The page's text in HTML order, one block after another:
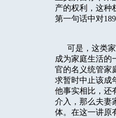
产的权利，这种
第一句话中对
可是，这类家
成为家庭生活的
官的名义统管家
求暂时中止该成
他事实相比，还
介入，那么夫妻
体。在这一讲原